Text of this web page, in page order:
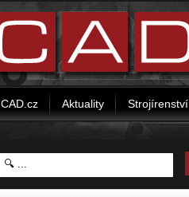
CAD.cz Aktuality Strojírenství